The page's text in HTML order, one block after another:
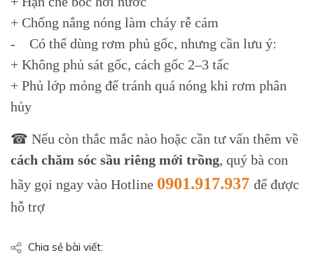
+ Chống nắng nóng làm cháy rễ cám
- Có thể dùng rơm phủ gốc, nhưng cần lưu ý:
+ Không phủ sát gốc, cách gốc 2–3 tấc
+ Phủ lớp mỏng để tránh quá nóng khi rơm phân
hủy
☎ Nếu còn thắc mắc nào hoặc cần tư vấn thêm về
cách chăm sóc sầu riêng mới trồng, quý bà con
hãy gọi ngay vào Hotline 0901.917.937 để được
hỗ trợ
Chia sẻ bài viết: